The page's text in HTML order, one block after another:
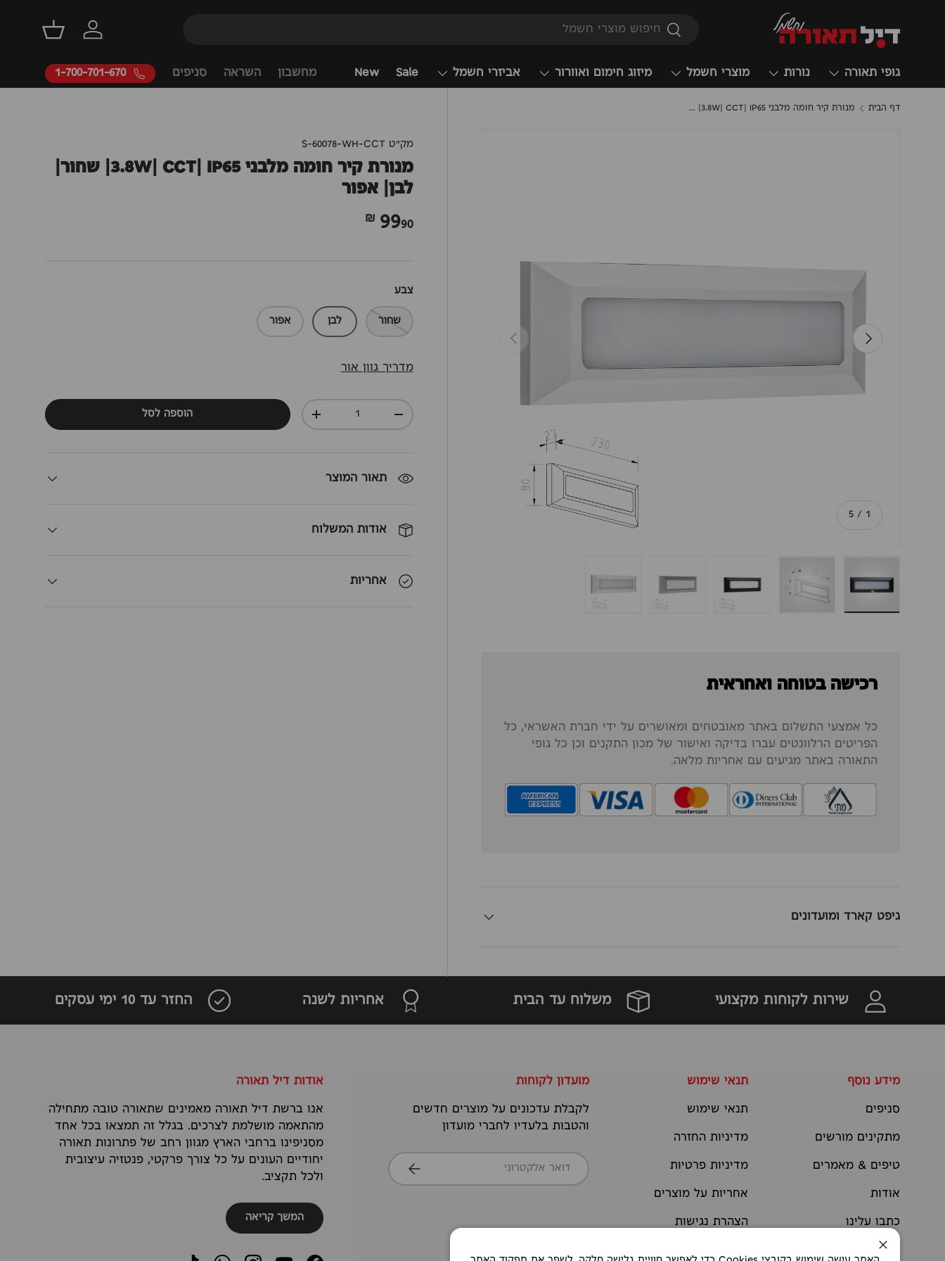
דילוג חיפוש
חיפוש
התחברותסל קניות
גופי תאורה נורות מוצרי חשמל מיזוג חימום ואוורור אביזרי חשמל Sale
New מחשבון השראה סניפים 1-700-701-670
דף הבית מנורת קיר חומה מלבני 3.8W| CCT| IP65| שחור| לבן| אפור
חזרה
1
/ מתוך
5
הבא
מק"ט S-60078-WH-CCT
מנורת קיר חומה מלבני 3.8W| CCT| IP65| שחור|
לבן| אפור
9990 ₪
צבע
שחור לבן אפור
מדריך גוון אור
כמות
+ הוספה לסל
תאור המוצר
אודות המשלוח
אחריות
רכישה בטוחה ואחראית
כל אמצעי התשלום באתר מאובטחים ומאושרים על ידי חברת האשראי, כל
הפריטים הרלוונטים עברו בדיקה ואישור של מכון התקנים וכן כל גופי
התאורה באתר מגיעים עם אחריות מלאה.
גיפט קארד ומועדונים
שירות לקוחות מקצועי משלוח עד הבית אחריות לשנה החזר עד 10 ימי עסקים
מידע נוסף
סניפים
מתקינים מורשים
טיפים & מאמרים
אודות
כתבו עלינו
יצירת קשר
תנאי שימוש
תנאי שימוש
מדיניות החזרה
מדיניות פרטיות
אחריות על מוצרים
הצהרת נגישות
מועדון לקוחות
לקבלת עדכונים על מוצרים חדשים
והטבות בלעדיו לחברי מועדון
דואר אלקטרוני
הרשמה
אודות דיל תאורה
אנו ברשת דיל תאורה מאמינים שתאורה טובה מתחילה
מהתאמה מושלמת לצרכים. בגלל זה תמצאו בכל אחד
מסניפינו ברחבי הארץ מגוון רחב של פתרונות תאורה
יחודיים העונים על כל צורך פרקטי, פנטזיה עיצובית
ולכל תקציב.
המשך קריאה